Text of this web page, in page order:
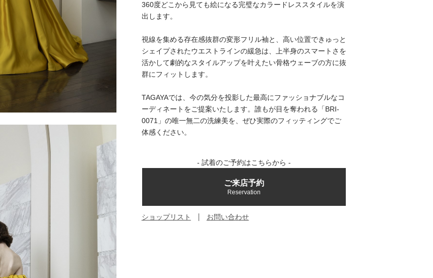
360度どこから見ても絵になる完璧なカラードレススタイルを演
出します。
視線を集める存在感抜群の変形フリル袖と、高い位置できゅっと
シェイプされたウエストラインの緩急は、上半身のスマートさを
活かして劇的なスタイルアップを叶えたい骨格ウェーブの方に抜
群にフィットします。
TAGAYAでは、今の気分を投影した最高にファッショナブルなコ
ーディネートをご提案いたします。誰もが目を奪われる「BRI-
0071」の唯一無二の洗練美を、ぜひ実際のフィッティングでご
体感ください。
- 試着のご予約はこちらから -
ご来店予約
Reservation
ショップリスト お問い合わせ